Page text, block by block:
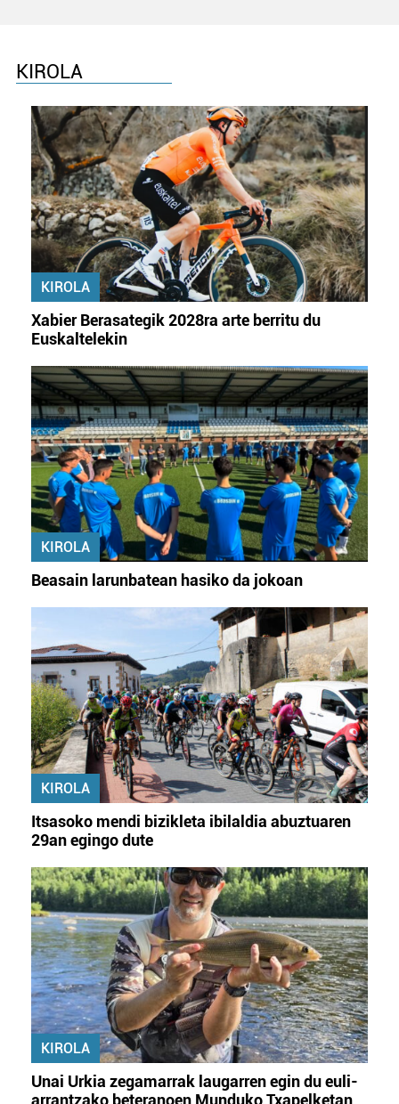
KIROLA
KIROLA
Xabier Berasategik 2028ra arte berritu du
Euskaltelekin
KIROLA
Beasain larunbatean hasiko da jokoan
KIROLA
Itsasoko mendi bizikleta ibilaldia abuztuaren
29an egingo dute
KIROLA
Unai Urkia zegamarrak laugarren egin du euli-
arrantzako beteranoen Munduko Txapelketan